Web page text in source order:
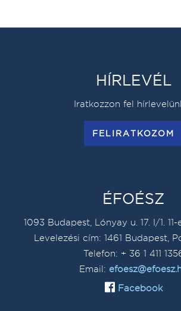
HÍRLEVÉL
Iratkozzon fel
FELIRATKOZOM
ÉFOÉSZ
1093 Budapest, Lónyay u. 17. I/1.
Levelezési cím: 1461 Budapest,
Telefon: + 36 1 411
Email:
Facebook